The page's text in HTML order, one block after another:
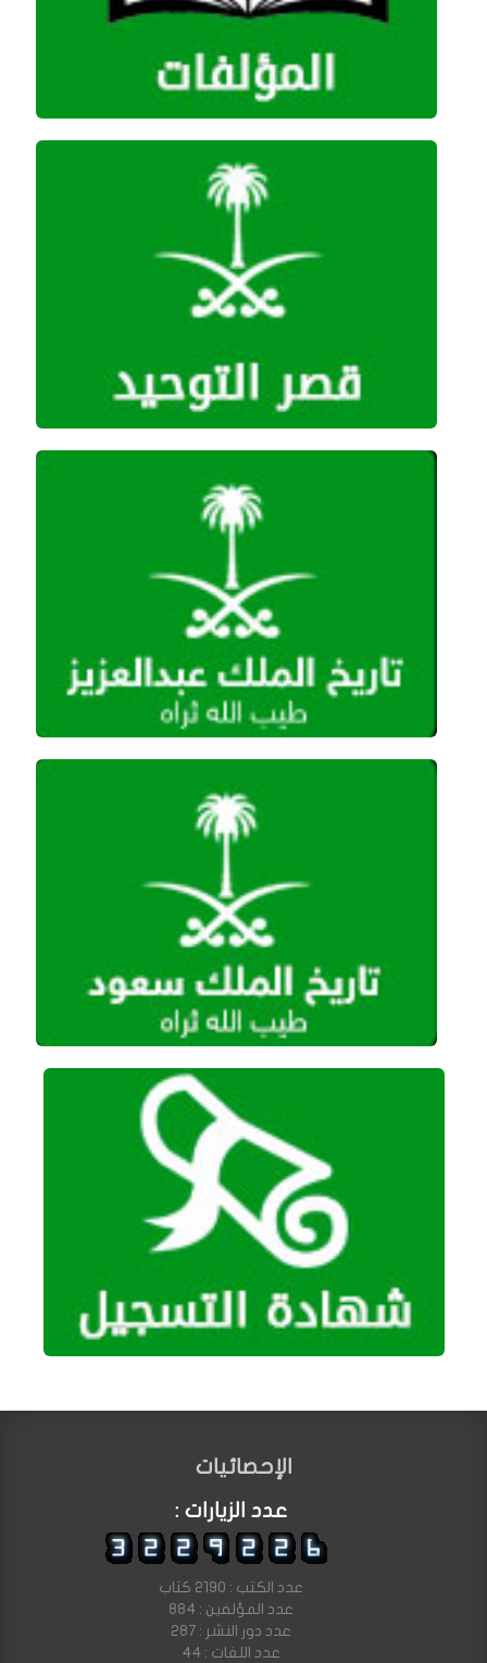
الإحصائيات
عدد الزيارات :
عدد الكتب : 2190 كتاب
عدد المؤلفين : 884
عدد دور النشر : 287
عدد اللغات : 44